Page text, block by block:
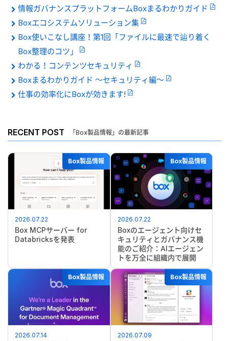
情報ガバナンスプラットフォームBoxまるわかりガイド
Boxエコシステムソリューション集
Box使いこなし講座！第1回「ファイルに最速で辿り着く
Box整理のコツ」
わかる！コンテンツセキュリティ
Boxまるわかりガイド 〜セキュリティ編〜
仕事の効率化にBoxが効きます!
RECENT POST 「Box製品情報」の最新記事
Box製品情報
2026.07.22
Box MCPサーバー for
Databricksを発表
Box製品情報
2026.07.22
Boxのエージェント向けセ
キュリティとガバナンス機
能のご紹介：AIエージェン
トを万全に組織内で展開
Box製品情報
2026.07.14
Box製品情報
2026.07.09